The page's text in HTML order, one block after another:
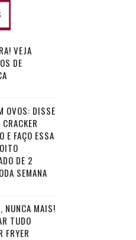
VEJA
DE
OVOS: DISSE
E FAÇO ESSA
DE 2
SEMANA
NUNCA MAIS!
TUDO
FRYER